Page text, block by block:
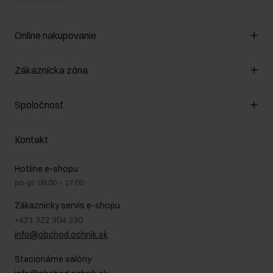
Online nakupovanie
Spravovať súbory cookie
Spôsob platby
Vrátenie
Zákaznícka zóna
Zákazníky klub
Pravidlá propagácie
Starostlivosť o kožu
Bezpečné nakupovanie
Blog
Najčastejšie kladené otázky (FAQ)
Spoločnosť
O nás
GDPR - Zásady ochrany osobných údajov
Právne informácie
Kontakt
Hotline e-shopu
po-pi: 09:00 – 17:00
Zákaznícky servis e-shopu
+421 322 304 230
info@obchod.ochnik.sk
Stacionárne salóny